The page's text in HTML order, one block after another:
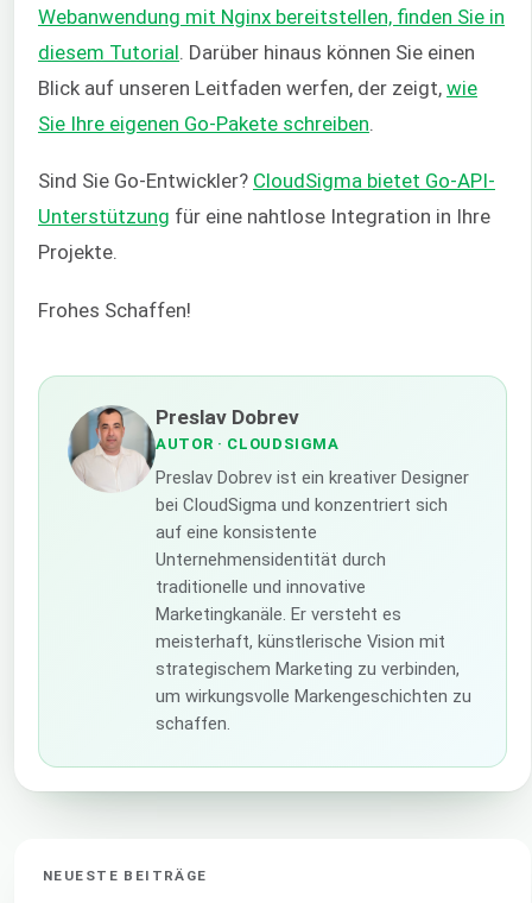
Webanwendung mit Nginx bereitstellen, finden Sie in
diesem Tutorial . Darüber hinaus können Sie einen
Blick auf unseren Leitfaden werfen, der zeigt, wie
Sie Ihre eigenen Go-Pakete schreiben
Sind Sie Go-Entwickler? CloudSigma bietet Go-API-
Unterstützung für eine nahtlose Integration in Ihre
Projekte.
Frohes Schaffen!
Preslav Dobrev
AUTOR · CLOUDSIGMA
Preslav Dobrev ist ein kreativer Designer
bei CloudSigma und konzentriert sich
auf eine konsistente
Unternehmensidentität durch
traditionelle und innovative
Marketingkanäle. Er versteht es
meisterhaft, künstlerische Vision mit
strategischem Marketing zu verbinden,
um wirkungsvolle Markengeschichten zu
schaffen.
NEUESTE BEITRÄGE